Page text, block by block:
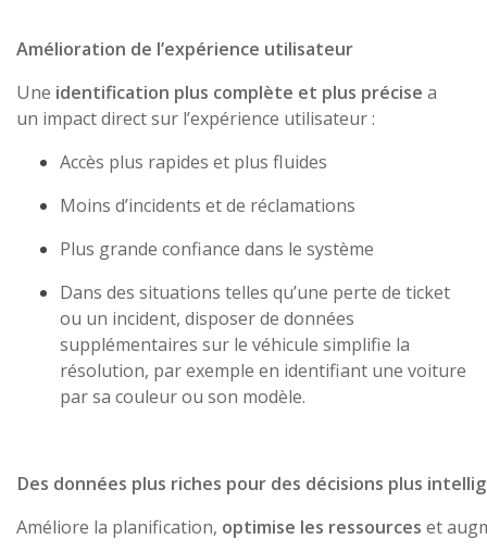
Amélioration de l’expérience utilisateur
Une identification plus complète et plus précise a
un impact direct sur l’expérience utilisateur :
Accès plus rapides et plus fluides
Moins d’incidents et de réclamations
Plus grande confiance dans le système
Dans des situations telles qu’une perte de ticket
ou un incident, disposer de données
supplémentaires sur le véhicule simplifie la
résolution, par exemple en identifiant une voiture
par sa couleur ou son modèle.
Des données plus riches pour des décisions plus
Améliore la planification, optimise les ressources et